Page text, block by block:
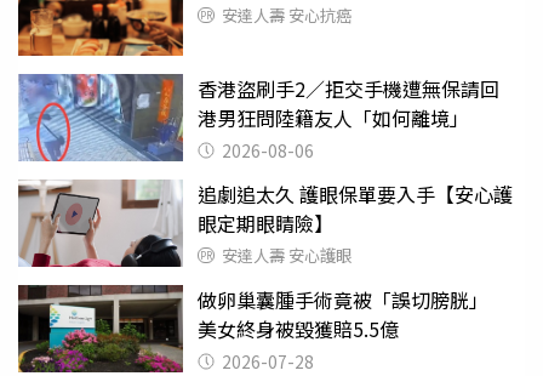
安達人壽 安心抗癌
香港盜刷手2／拒交手機遭無保請回
港男狂問陸籍友人「如何離境」
2026-08-06
追劇追太久 護眼保單要入手【安心護
眼定期眼睛險】
安達人壽 安心護眼
做卵巢囊腫手術竟被「誤切膀胱」
美女終身被毀獲賠5.5億
2026-07-28